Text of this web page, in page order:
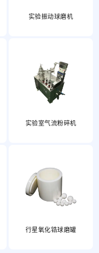
实验振动球磨机
实验室气流粉碎机
行星氧化锆球磨罐